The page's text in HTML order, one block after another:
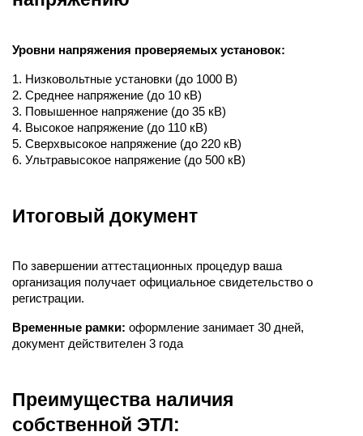
Уровни напряжения проверяемых установок:
1. Низковольтные установки (до 1000 В)
2. Среднее напряжение (до 10 кВ)
3. Повышенное напряжение (до 35 кВ)
4. Высокое напряжение (до 110 кВ)
5. Сверхвысокое напряжение (до 220 кВ)
6. Ультравысокое напряжение (до 500 кВ)
Итоговый документ
По завершении аттестационных процедур ваша
организация получает официальное свидетельство о
регистрации.
Временные рамки: оформление занимает 30 дней,
документ действителен 3 года
Преимущества наличия
собственной ЭТЛ: